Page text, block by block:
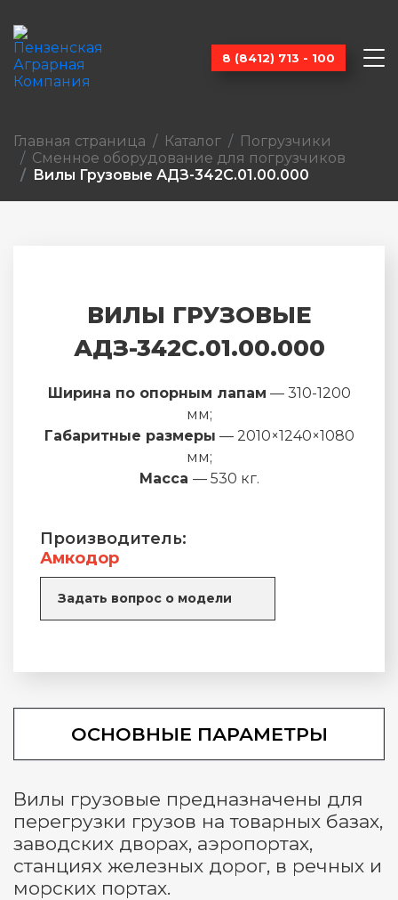
8 (8412) 713 - 100
Главная страница Каталог
Погрузчики
Сменное оборудование для погрузчиков
Вилы Грузовые АДЗ-342С.01.00.000
ВИЛЫ ГРУЗОВЫЕ
АДЗ-342С.01.00.000
Ширина по опорным лапам — 310-1200
мм;
Габаритные размеры — 2010×1240×1080
мм;
Масса — 530 кг.
Производитель:
Амкодор
Задать вопрос о модели
ОСНОВНЫЕ ПАРАМЕТРЫ
Вилы грузовые предназначены для
перегрузки грузов на товарных базах,
заводских дворах, аэропортах,
станциях железных дорог, в речных и
морских портах.